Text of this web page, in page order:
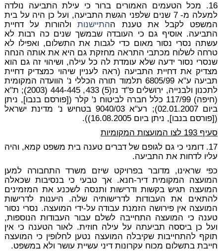
16. מכל הטעמים האמורים ברור כי עילת התביעה נולדה
למעלה מ- 7 שנים שלפני הגשת התביעה, ועל כן היה על בית
המשפט לקבל את טענת ההתיישנותולהורות על דחיית
התביעה. אוסיף גם כי העובדה שבמשך שנים כה רבות לא
עשתה נסרי נסור מאום כדי לגבות את התשלום, ואפילו לא
טרחה לשלוח מכתבי התראה מחזקת גם היא את אותה הנחה
שנסרי נסור ידעה שלא עומדת לה כל עילה, ושיהוי זה גם הוא
מצדיק את דחיית התביעה (ראה לעניין שיהוי כמצדיק דחיית
תביעה ע"א 6805/99 תלמוד תורה הכללי נ' הוועדה המקומית
לתכנון ולבנייה, ירושלים פ"ד נז(5) 433, 444-445 (2003); ת"א
(חיפה) 117/99 כלל חברה לביטוח נ' קלר ([פורסם בנבו], ניתן
ביום 02.01.2007); רע"א 9040/03 בטחיש נ' מדינת ישראל
([פורסם בנבו], ניתן ביום 16.08.2005)).
סעיף 193 לצו המועצות המקומיות
17. דומני כי גם לגופם של דברים טענה בית משפט קמא, והיה
עליו לדחות את התביעה.
כפי שראינו, מדובר בפרויקט שיזם משרד התחבורה למען
המועצה המקומית דיר-חנא. אך טבעי כי בנסיבות שכאלה
המועצה תגיש בקשות ודרישות ותנסה לשכנע את המזמינים
להתאים את העבודות לדרישותיה שלה. היענות לדרישות
המועצה אין פירושה הזמנת עבודה על-ידי המועצה. נסרי נסור
טענה כי המועצה התחייבה לשלם עבור העבודות הנוספות,
ועל כן ביססה תביעתה על עילה חוזית. לאור הטענה כי אין
תוקף להתחייבות שקיבלה המועצה נטען לחלופין כי המועצה
חייבת בתשלום מכוח עקרונות דיני עשיית עושר ולא במשפט.